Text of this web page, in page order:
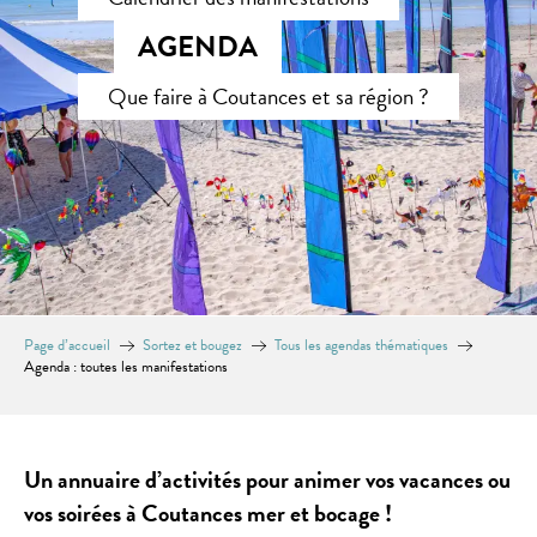
AGENDA
Que faire à Coutances et sa région ?
Page d’accueil Sortez et bougez
Tous les agendas thématiques
Agenda : toutes les manifestations
Un annuaire d’activités pour animer vos vacances ou
vos soirées à Coutances mer et bocage !